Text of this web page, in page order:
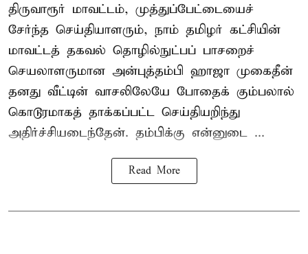
திருவாரூர் மாவட்டம், முத்துப்பேட்டையைச்
சேர்ந்த செய்தியாளரும், நாம் தமிழர் கட்சியின்
மாவட்டத் தகவல் தொழில்நுட்பப் பாசறைச்
செயலாளருமான அன்புத்தம்பி ஹாஜா முகைதீன்
தனது வீட்டின் வாசலிலேயே போதைக் கும்பலால்
கொடூரமாகத் தாக்கப்பட்ட செய்தியறிந்து
அதிர்ச்சியடைந்தேன். தம்பிக்கு என்னுடை ...
Read More